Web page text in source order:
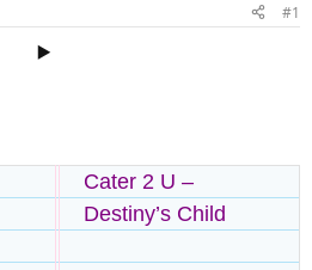
#1
▶️
Cater 2 U –
Destiny’s Child